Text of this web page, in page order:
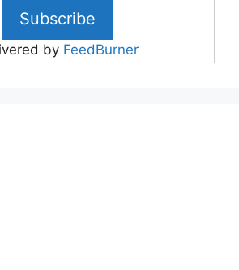
by FeedBurner